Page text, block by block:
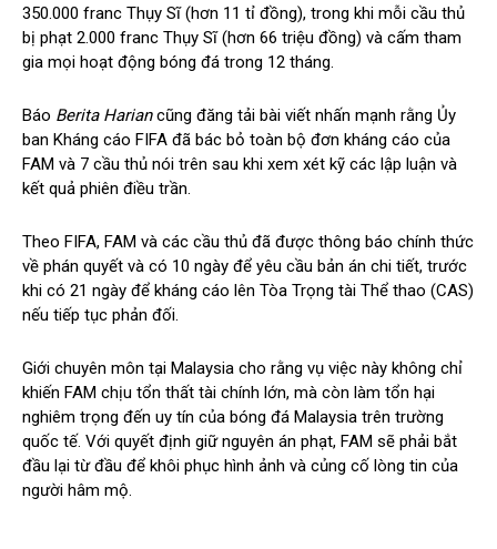
350.000 franc Thụy Sĩ (hơn 11 tỉ đồng), trong khi mỗi cầu thủ
bị phạt 2.000 franc Thụy Sĩ (hơn 66 triệu đồng) và cấm tham
gia mọi hoạt động bóng đá trong 12 tháng.
Báo Berita Hariancũng đăng tải bài viết nhấn mạnh rằng Ủy
ban Kháng cáo FIFA đã bác bỏ toàn bộ đơn kháng cáo của
FAM và 7 cầu thủ nói trên sau khi xem xét kỹ các lập luận và
kết quả phiên điều trần.
Theo FIFA, FAM và các cầu thủ đã được thông báo chính thức
về phán quyết và có 10 ngày để yêu cầu bản án chi tiết, trước
khi có 21 ngày để kháng cáo lên Tòa Trọng tài Thể thao (CAS)
nếu tiếp tục phản đối.
Giới chuyên môn tại Malaysia cho rằng vụ việc này không chỉ
khiến FAM chịu tổn thất tài chính lớn, mà còn làm tổn hại
nghiêm trọng đến uy tín của bóng đá Malaysia trên trường
quốc tế. Với quyết định giữ nguyên án phạt, FAM sẽ phải bắt
đầu lại từ đầu để khôi phục hình ảnh và củng cố lòng tin của
người hâm mộ.